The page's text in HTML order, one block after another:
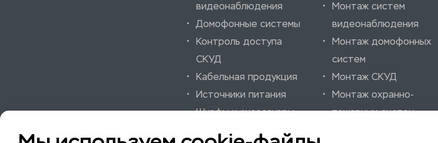
видеонаблюдения
Домофонные системы
Контроль доступа
СКУД
Кабельная продукция
Источники питания
Шкафы и аксессуары
Монтаж систем
видеонаблюдения
Монтаж домофонных
систем
Монтаж СКУД
Монтаж охранно-
пожарных систем